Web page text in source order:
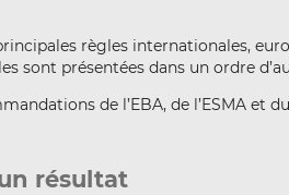
règles internationales,
sont présentées dans un ordre
de l’EBA, de l’ESMA et
résultat